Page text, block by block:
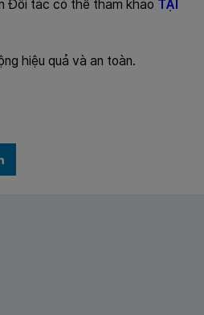
Đối tác có thể tham khảo TẠI
hiệu quả và an toàn.